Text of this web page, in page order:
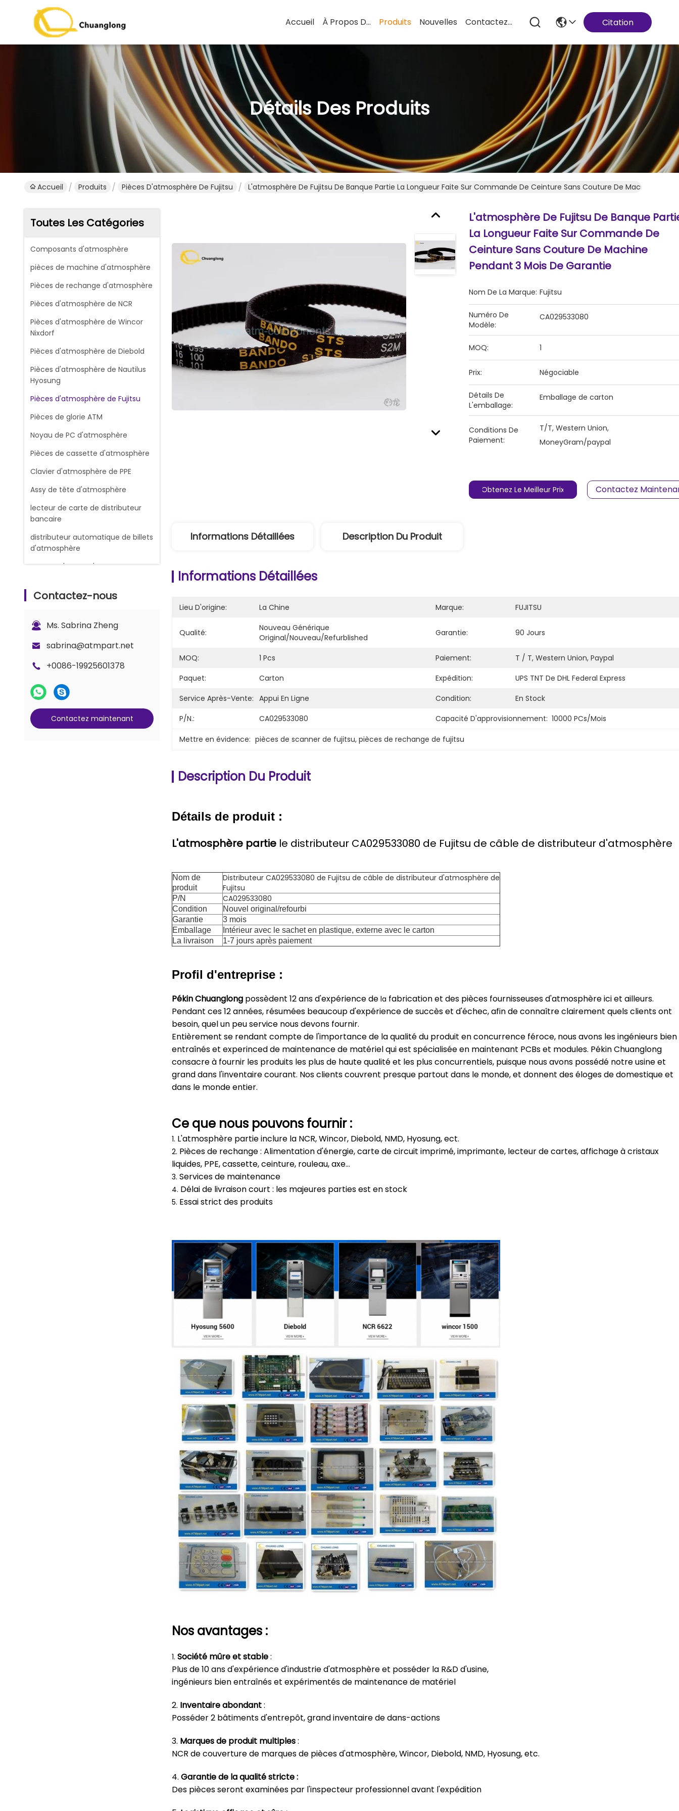
Accueil À Propos De Nous Produits Nouvelles Contactez-Nous Citation
Détails Des Produits
Accueil Produits Pièces D'atmosphère De Fujitsu L'atmosphère De Fujitsu De Banque Partie La Longueur Faite Sur Commande De Ceinture Sans Couture De Machine
Toutes Les Catégories
Composants d'atmosphère
pièces de machine d'atmosphère
Pièces de rechange d'atmosphère
Pièces d'atmosphère de NCR
Pièces d'atmosphère de Wincor
Nixdorf
Pièces d'atmosphère de Diebold
Pièces d'atmosphère de Nautilus
Hyosung
Pièces d'atmosphère de Fujitsu
Pièces de glorie ATM
Noyau de PC d'atmosphère
Pièces de cassette d'atmosphère
Clavier d'atmosphère de PPE
Assy de tête d'atmosphère
lecteur de carte de distributeur
bancaire
distributeur automatique de billets
d'atmosphère
RUBANS D'ENCRE D'IMPRIMERIE DE
Machine de change
banque
Pièces de rechange Glory Counter
ATM Cash Cassette
Pièces de compteur G+D BPS C5
Contactez-nous
Ms. Sabrina Zheng
sabrina@atmpart.net
+0086-19925601378
Contactez maintenant
L'atmosphère De Fujitsu De Banque
La Longueur Faite Sur Commande De
Ceinture Sans Couture De Machine
Pendant 3 Mois De Garantie
Nom De La Marque: Fujitsu
Numéro De
Modèle:
CA029533080
MOQ: 1
Prix: Négociable
Détails De
L'emballage:
Emballage de carton
Conditions De
Paiement:
T/T, Western Union,
MoneyGram/paypal
Obtenez Le Meilleur Prix Contactez
Informations Détaillées Description Du Produit
Informations Détaillées
Lieu D'origine: La Chine Marque: FUJITSU
Qualité:
Nouveau Générique
Original/nouveau/refurblished
Garantie: 90 Jours
MOQ: 1 Pcs Paiement:
T / T, Western Union, Paypal
Paquet:
Carton Expédition:
UPS TNT De DHL Federal Express
Service Après-Vente: Appui En Ligne Condition:
En Stock
P/N.:
CA029533080 Capacité D'approvisionnement: 10000 PCs/mois
Mettre en évidence: pièces de scanner de fujitsu, pièces de rechange de fujitsu
Description Du Produit
Détails de produit :
L'atmosphère partie le distributeur CA029533080 de Fujitsu de câble de distributeur d'atmosphère
Nom de
produit
Distributeur CA029533080 de Fujitsu de câble de distributeur d'atmosphère de
Fujitsu
P/N CA029533080
Condition
Nouvel original/refourbi
Garantie
3 mois
Emballage
Intérieur avec le sachet en plastique, externe avec le carton
La livraison
1-7 jours après paiement
Profil d'entreprise :
Pékin Chuanglong possèdent 12 ans d'expérience de la fabrication et des pièces fournisseuses d'atmosphère ici et ailleurs.
Pendant ces 12 années, résumées beaucoup d'expérience de succès et d'échec, afin de connaître clairement quels clients ont
besoin, quel un peu service nous devons fournir.
Entièrement se rendant compte de l'importance de la qualité du produit en concurrence féroce, nous avons les ingénieurs bien
entraînés et experinced de maintenance de matériel qui est spécialisée en maintenant PCBs et modules. Pékin Chuanglong
consacre à fournir les produits les plus de haute qualité et les plus concurrentiels, puisque nous avons possédé notre usine et
grand dans l'inventaire courant. Nos clients couvrent presque partout dans le monde, et donnent des éloges de domestique et
dans le monde entier.
Ce que nous pouvons fournir :
1. L'atmosphère partie inclure la NCR, Wincor, Diebold, NMD, Hyosung, ect.
2. Pièces de rechange : Alimentation d'énergie, carte de circuit imprimé, imprimante, lecteur de cartes, affichage à cristaux
liquides, PPE, cassette, ceinture, rouleau, axe…
3. Services de maintenance
4. Délai de livraison court : les majeures parties est en stock
5. Essai strict des produits
Nos avantages :
1. Société mûre et stable:
Plus de 10 ans d'expérience d'industrie d'atmosphère et posséder la R&D d'usine,
ingénieurs bien entraînés et expérimentés de maintenance de matériel
2. Inventaire abondant:
Posséder 2 bâtiments d'entrepôt, grand inventaire de dans-actions
3. Marques de produit multiples:
NCR de couverture de marques de pièces d'atmosphère, Wincor, Diebold, NMD, Hyosung, etc.
4. Garantie de la qualité stricte :
Des pièces seront examinées par l'inspecteur professionnel avant l'expédition